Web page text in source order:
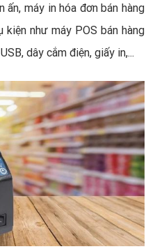
ấn, máy in hóa đơn bán hàng
như máy POS bán hàng
dây cắm điện, giấy in,...